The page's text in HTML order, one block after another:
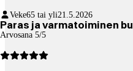
Veke65 tai yli21.5.2026
Paras ja varmatoiminen
Arvosana 5/5